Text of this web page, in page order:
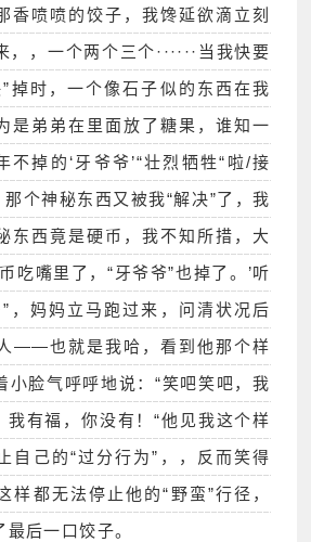
香喷喷的饺子，我馋延欲滴立刻
，一个两个三个······当我快要
掉时，一个像石子似的东西在我
是弟弟在里面放了糖果，谁知一
不掉的‘牙爷爷’“壮烈牺牲“啦/接
那个神秘东西又被我“解决”了，我
东西竟是硬币，我不知所措，大
吃嘴里了，“牙爷爷”也掉了。’听
，妈妈立马跑过来，问清状况后
――也就是我哈，看到他那个样
小脸气呼呼地说：“笑吧笑吧，我
我有福，你没有！“他见我这个样
自己的“过分行为”，，反而笑得
样都无法停止他的“野蛮”行径，
后一口饺子。